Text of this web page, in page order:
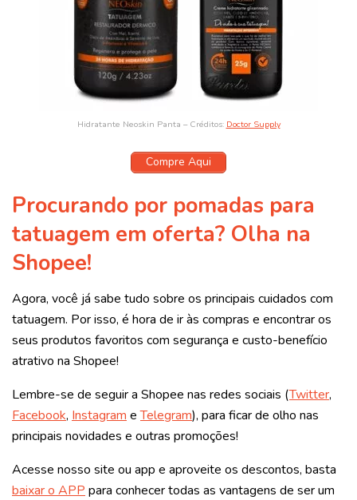
Hidratante Neoskin Panta – Créditos: Doctor Supply
Compre Aqui
Procurando por pomadas para
tatuagem em oferta? Olha na
Shopee!
Agora, você já sabe tudo sobre os principais cuidados com
tatuagem. Por isso, é hora de ir às compras e encontrar os
seus produtos favoritos com segurança e custo-benefício
atrativo na Shopee!
Lembre-se de seguir a Shopee nas redes sociais (Twitter,
Facebook, Instagram eTelegram), para ficar de olho nas
principais novidades e outras promoções!
Acesse nosso site ou app e aproveite os descontos, basta
baixar o APP para conhecer todas as vantagens de ser um